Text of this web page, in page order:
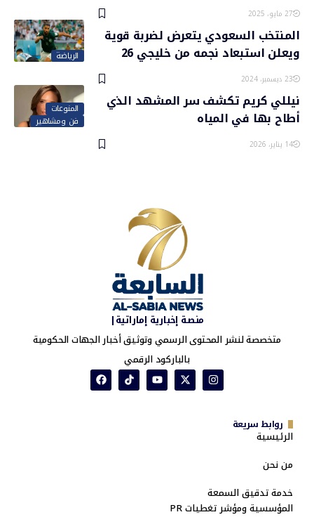
27 مايو، 2025
الرياضة
المنتخب السعودي يتعرض لضربة قوية
ويعلن استبعاد نجمه من خليجي 26
23 ديسمبر، 2024
المنوعات
فن ومشاهير
نيللي كريم تكشف سر المشهد الذي
أطاح بها في المياه
14 يناير، 2026
منصة إخبارية إماراتية|
متخصصة لنشر المحتوى الرسمي وتوثيق أخبار الجهات الحكومية
بالباركود الرقمي
روابط سريعة
الرئيسية
من نحن
خدمة تدقيق السمعة
المؤسسية ومؤشر تغطيات PR